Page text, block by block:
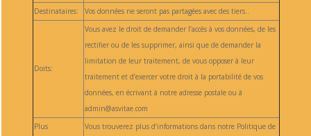
Destinataires:
Vos données ne seront pas partagées avec des tiers..
Doits:
Vous avez le droit de demander l’accès à vos données, de les
rectifier ou de les supprimer, ainsi que de demander la
limitation de leur traitement, de vous opposer à leur
traitement et d’exercer votre droit à la portabilité de vos
données, en écrivant à notre adresse postale ou à
admin@asvitae.com
Plus
Vous trouverez plus d’informations dans notre Politique de